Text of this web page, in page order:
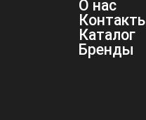
О нас
Каталог
Бренды